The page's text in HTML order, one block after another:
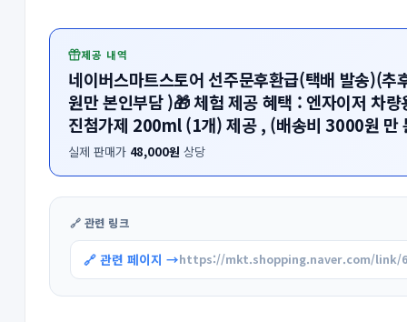
제공 내역
네이버스마트스토어 선주문후환급(택배 발송)(
원만 본인부담 )🎁 체험 제공 혜택 : 엔자이저 차
진첨가제 200ml (1개) 제공 , (배송비 3000원 만
실제 판매가 48,000원 상당
🔗 관련 링크
🔗 관련 페이지 →https://mkt.shopping.naver.com/link/